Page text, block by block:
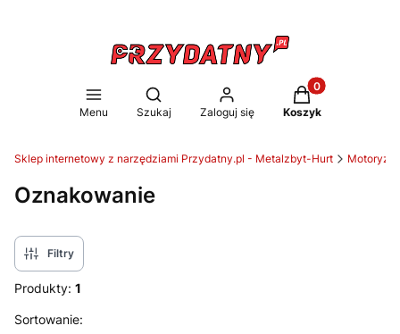
Menu
Otwórz wyszukiwarkę
Szukaj Zaloguj się
Produkty w
Koszyk
Sklep internetowy z narzędziami Przydatny.pl - Metalzbyt-Hurt
Oznakowanie
Filtry
Produkty: 1
Lista produktów
Sortowanie: